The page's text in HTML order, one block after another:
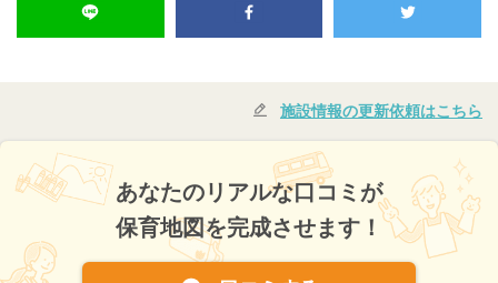
施設情報の更新依頼はこちら
あなたのリアルな口コミが
保育地図を完成させます！